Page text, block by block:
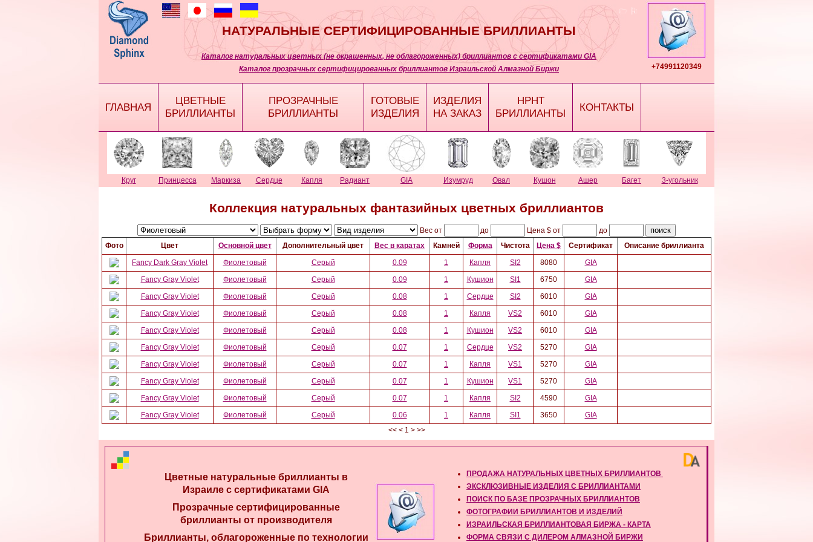
НАТУРАЛЬНЫЕ СЕРТИФИЦИРОВАННЫЕ БРИЛЛИАНТЫ
Каталог натуральных цветных (не окрашенных, не облагороженных) бриллиантов с сертификатами GIA
Каталог прозрачных сертифицированных бриллиантов Израильской Алмазной Биржи
+74991120349
ГЛАВНАЯ
ЦВЕТНЫЕ
БРИЛЛИАНТЫ
ПРОЗРАЧНЫЕ
БРИЛЛИАНТЫ
ГОТОВЫЕ
ИЗДЕЛИЯ
ИЗДЕЛИЯ
НА ЗАКАЗ
HPHT
БРИЛЛИАНТЫ
КОНТАКТЫ
Круг Принцесса Маркиза Сердце Капля Радиант GIA Изумруд Овал Кушон Ашер Багет 3-угольник
Коллекция натуральных фантазийных цветных бриллиантов
Вес от до Цена $ от
до
Фото
Цвет Основной цвет Дополнительный цвет Вес в каратах Камней Форма Чистота Цена $ Сертификат
Описание бриллианта
Fancy Dark Gray Violet
Фиолетовый Серый 0.09 1 Капля SI2 8080
GIA
Fancy Gray Violet
Фиолетовый Серый 0.09 1 Кушион SI1 6750
GIA
Fancy Gray Violet
Фиолетовый Серый 0.08 1 Сердце SI2 6010
GIA
Fancy Gray Violet
Фиолетовый Серый 0.08 1 Капля VS2 6010
GIA
Fancy Gray Violet
Фиолетовый Серый 0.08 1 Кушион VS2 6010
GIA
Fancy Gray Violet
Фиолетовый Серый 0.07 1 Сердце VS2 5270
GIA
Fancy Gray Violet
Фиолетовый Серый 0.07 1 Капля VS1 5270
GIA
Fancy Gray Violet
Фиолетовый Серый 0.07 1 Кушион VS1 5270
GIA
Fancy Gray Violet
Фиолетовый Серый 0.07 1 Капля SI2 4590
GIA
Fancy Gray Violet
Фиолетовый Серый 0.06 1 Капля SI1 3650
GIA
<< < 1 > >>
Цветные натуральные бриллианты в
Израиле с сертификатами GIA
Прозрачные сертифицированные
бриллианты от производителя
Бриллианты, облагороженные по технологии
ПРОДАЖА НАТУРАЛЬНЫХ ЦВЕТНЫХ БРИЛЛИАНТОВ
ЭКСКЛЮЗИВНЫЕ ИЗДЕЛИЯ С БРИЛЛИАНТАМИ
ПОИСК ПО БАЗЕ ПРОЗРАЧНЫХ БРИЛЛИАНТОВ
ФОТОГРАФИИ БРИЛЛИАНТОВ И ИЗДЕЛИЙ
ИЗРАИЛЬСКАЯ БРИЛЛИАНТОВАЯ БИРЖА - КАРТА
ФОРМА СВЯЗИ С ДИЛЕРОМ АЛМАЗНОЙ БИРЖИ